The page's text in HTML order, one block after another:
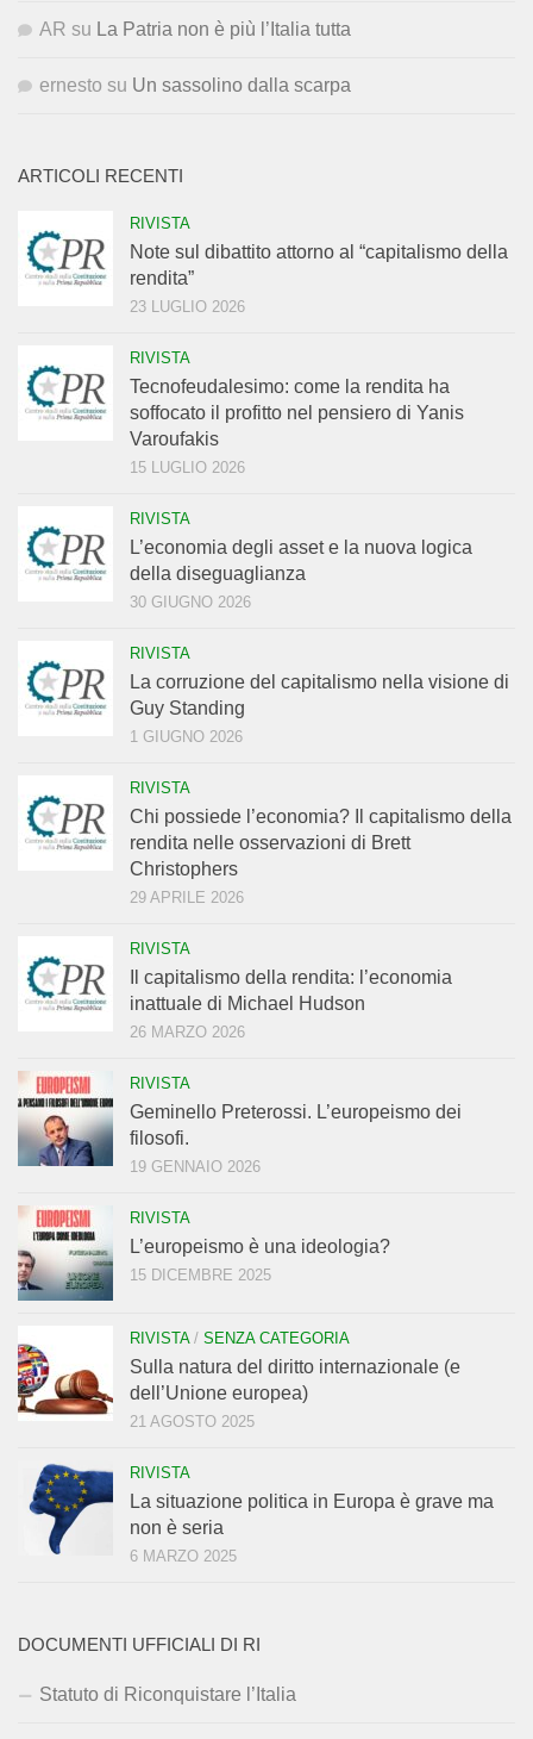
AR su La Patria non è più l’Italia tutta
ernesto su Un sassolino dalla scarpa
ARTICOLI RECENTI
RIVISTA
Note sul dibattito attorno al “capitalismo della
rendita”
23 LUGLIO 2026
RIVISTA
Tecnofeudalesimo: come la rendita ha
soffocato il profitto nel pensiero di Yanis
Varoufakis
15 LUGLIO 2026
RIVISTA
L’economia degli asset e la nuova logica
della diseguaglianza
30 GIUGNO 2026
RIVISTA
La corruzione del capitalismo nella visione di
Guy Standing
1 GIUGNO 2026
RIVISTA
Chi possiede l’economia? Il capitalismo della
rendita nelle osservazioni di Brett
Christophers
29 APRILE 2026
RIVISTA
Il capitalismo della rendita: l’economia
inattuale di Michael Hudson
26 MARZO 2026
RIVISTA
Geminello Preterossi. L’europeismo dei
filosofi.
19 GENNAIO 2026
RIVISTA
L’europeismo è una ideologia?
15 DICEMBRE 2025
RIVISTA/ SENZA CATEGORIA
Sulla natura del diritto internazionale (e
dell’Unione europea)
21 AGOSTO 2025
RIVISTA
La situazione politica in Europa è grave ma
non è seria
6 MARZO 2025
DOCUMENTI UFFICIALI DI RI
Statuto di Riconquistare l’Italia